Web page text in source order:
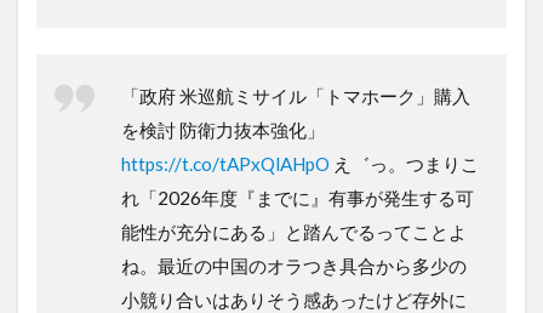
「政府 米巡航ミサイル「トマホーク」購入
を検討 防衛力抜本強化」
https://t.co/tAPxQlAHpO え゛っ。つまりこ
れ「2026年度『までに』有事が発生する可
能性が充分にある」と踏んでるってことよ
ね。最近の中国のオラつき具合から多少の
小競り合いはありそう感あったけど存外に